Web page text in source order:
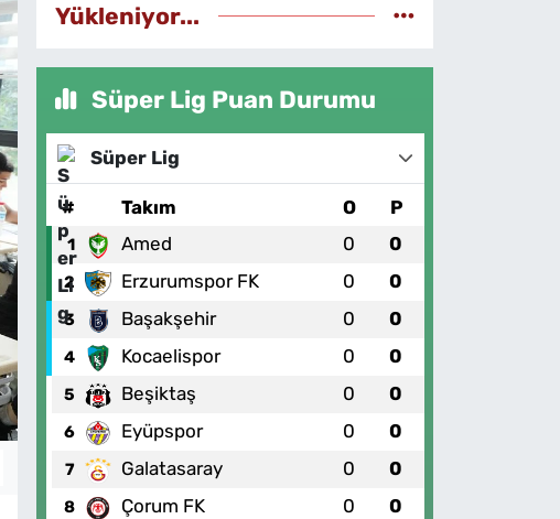
Yükleniyor...
Süper Lig Puan Durumu
Süper Lig
# Takım O P
1 Amed 0 0
2 Erzurumspor FK 0 0
3 Başakşehir 0 0
4 Kocaelispor 0 0
5 Beşiktaş 0 0
6 Eyüpspor 0 0
7 Galatasaray 0 0
8 Çorum FK 0 0